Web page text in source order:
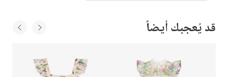
قد يُعجبك أيضاً